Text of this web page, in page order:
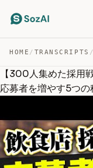
HOME / TRANSCRIPTS /
【300人集めた採用
応募者を増やす5つの